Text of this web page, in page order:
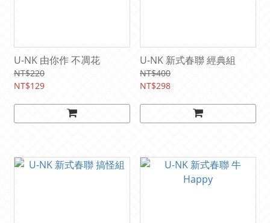
U-NK 由你作 不凋花
NT$220
NT$129
U-NK 新式春聯 經典組
NT$400
NT$298